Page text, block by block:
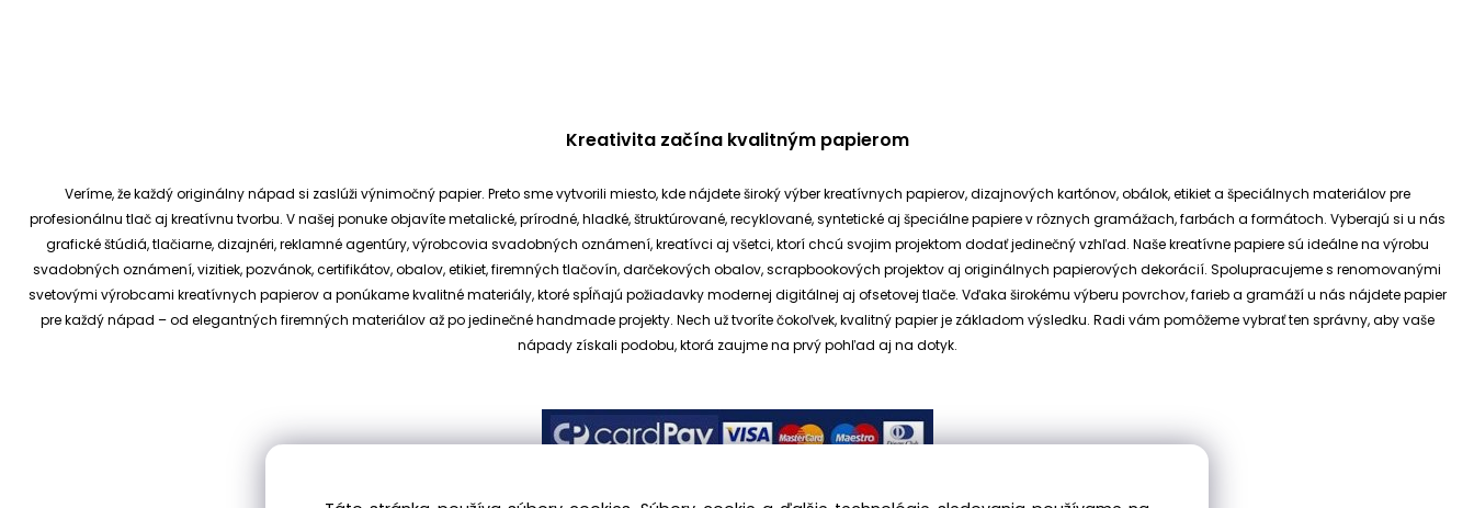
Kreativita začína kvalitným papierom
Veríme, že každý originálny nápad si zaslúži výnimočný papier. Preto sme vytvorili miesto, kde nájdete široký výber kreatívnych papierov, dizajnových kartónov, obálok, etikiet a špeciálnych materiálov pre
profesionálnu tlač aj kreatívnu tvorbu. V našej ponuke objavíte metalické, prírodné, hladké, štruktúrované, recyklované, syntetické aj špeciálne papiere v rôznych gramážach, farbách a formátoch. Vyberajú si u nás
grafické štúdiá, tlačiarne, dizajnéri, reklamné agentúry, výrobcovia svadobných oznámení, kreatívci aj všetci, ktorí chcú svojim projektom dodať jedinečný vzhľad. Naše kreatívne papiere sú ideálne na výrobu
svadobných oznámení, vizitiek, pozvánok, certifikátov, obalov, etikiet, firemných tlačovín, darčekových obalov, scrapbookových projektov aj originálnych papierových dekorácií. Spolupracujeme s renomovanými
svetovými výrobcami kreatívnych papierov a ponúkame kvalitné materiály, ktoré spĺňajú požiadavky modernej digitálnej aj ofsetovej tlače. Vďaka širokému výberu povrchov, farieb a gramáží u nás nájdete papier
pre každý nápad – od elegantných firemných materiálov až po jedinečné handmade projekty. Nech už tvoríte čokoľvek, kvalitný papier je základom výsledku. Radi vám pomôžeme vybrať ten správny, aby vaše
nápady získali podobu, ktorá zaujme na prvý pohľad aj na dotyk.